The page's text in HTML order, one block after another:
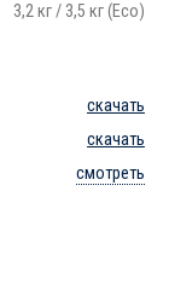
3,2 кг / 3,5 кг (Eco)
скачать
скачать
смотреть